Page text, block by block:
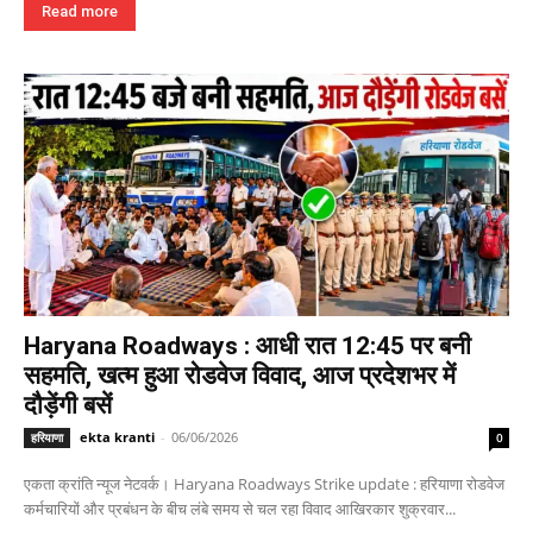
Read more
Haryana Roadways : आधी रात 12:45 पर बनी
सहमति, खत्म हुआ रोडवेज विवाद, आज प्रदेशभर में
दौड़ेंगी बसें
हरियाणा ekta kranti - 06/06/2026 0
एकता क्रांति न्यूज नेटवर्क। Haryana Roadways Strike update : हरियाणा रोडवेज
कर्मचारियों और प्रबंधन के बीच लंबे समय से चल रहा विवाद आखिरकार शुक्रवार...